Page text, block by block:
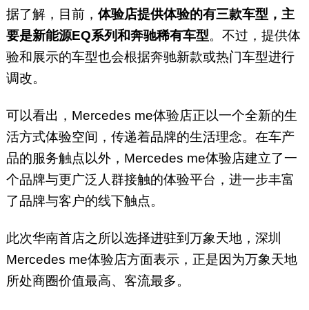
据了解，目前， 体验店提供体验的有三款车型，主
要是新能源EQ系列和奔驰稀有车型。不过，提供体
验和展示的车型也会根据奔驰新款或热门车型进行
调改。
可以看出，Mercedes me体验店正以一个全新的生
活方式体验空间，传递着品牌的生活理念。在车产
品的服务触点以外，Mercedes me体验店建立了一
个品牌与更广泛人群接触的体验平台，进一步丰富
了品牌与客户的线下触点。
此次华南首店之所以选择进驻到万象天地，深圳
Mercedes me体验店方面表示，正是因为万象天地
所处商圈价值最高、客流最多。